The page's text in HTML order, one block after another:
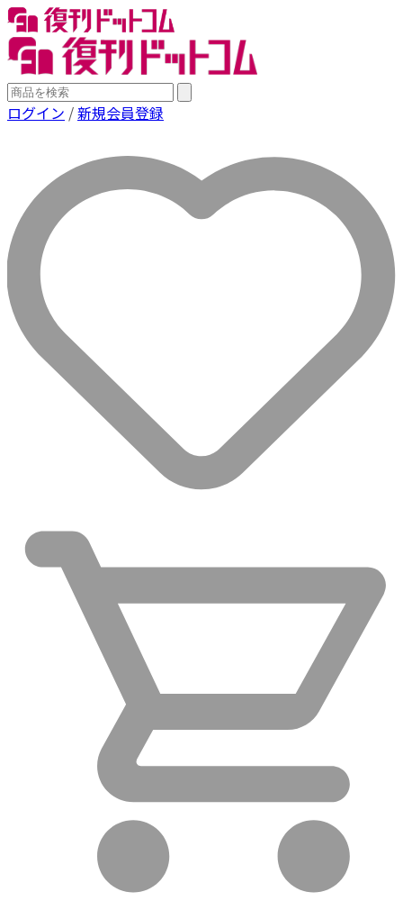
ログイン /新規会員登録